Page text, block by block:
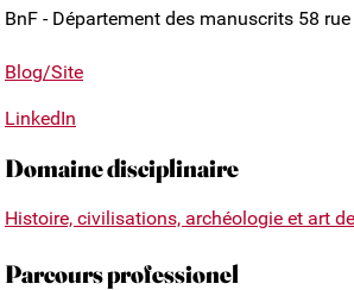
BnF - Département des manuscrits 58
Blog/Site
LinkedIn
Domaine disciplinaire
Histoire, civilisations, archéologie et art
Parcours professionel